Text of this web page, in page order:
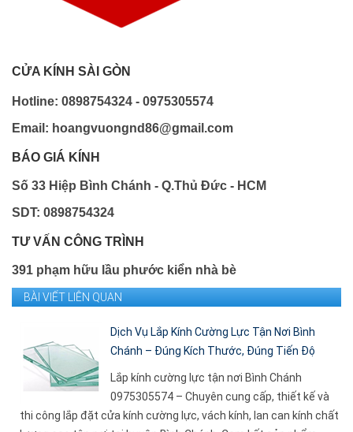
CỬA KÍNH SÀI GÒN
Hotline: 0898754324 - 0975305574
Email: hoangvuongnd86@gmail.com
BÁO GIÁ KÍNH
Số 33 Hiệp Bình Chánh - Q.Thủ Đức - HCM
SDT: 0898754324
TƯ VẤN CÔNG TRÌNH
391 phạm hữu lầu phước kiển nhà bè
BÀI VIẾT LIÊN QUAN
Dịch Vụ Lắp Kính Cường Lực Tận Nơi Bình
Chánh – Đúng Kích Thước, Đúng Tiến Độ
Lắp kính cường lực tận nơi Bình Chánh
0975305574 – Chuyên cung cấp, thiết kế và
thi công lắp đặt cửa kính cường lực, vách kính, lan can kính chất